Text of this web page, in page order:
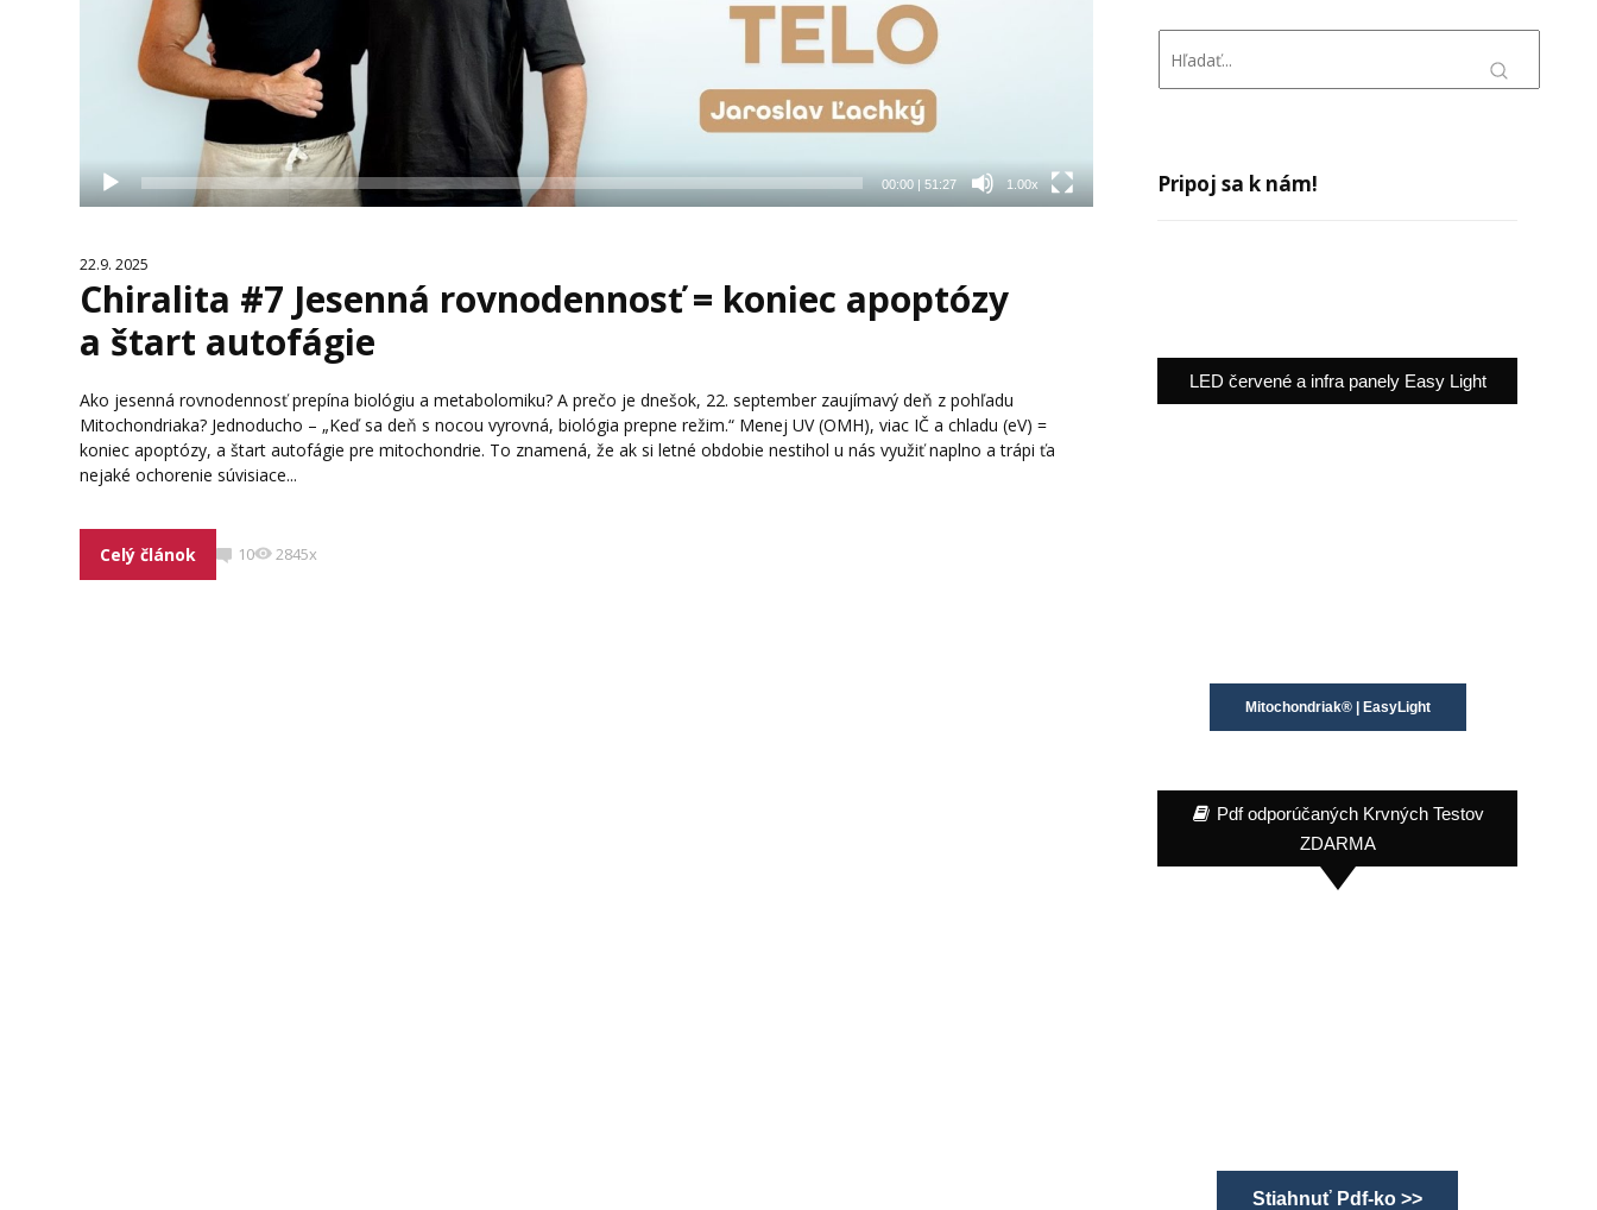
00:00| 51:27 1.00x
22.9. 2025
Chiralita #7 Jesenná rovnodennosť = koniec apoptózy
a štart autofágie
Ako jesenná rovnodennosť prepína biológiu a metabolomiku? A prečo je dnešok, 22. september zaujímavý deň z pohľadu
Mitochondriaka? Jednoducho – „Keď sa deň s nocou vyrovná, biológia prepne režim.“ Menej UV (OMH), viac IČ a chladu (eV) =
koniec apoptózy, a štart autofágie pre mitochondrie. To znamená, že ak si letné obdobie nestihol u nás využiť naplno a trápi ťa
nejaké ochorenie súvisiace...
Celý článok 10 2845x
Pripoj sa k nám!
LED červené a infra panely Easy Light
Mitochondriak® | EasyLight
Pdf odporúčaných Krvných Testov
ZDARMA
Stiahnuť Pdf-ko >>